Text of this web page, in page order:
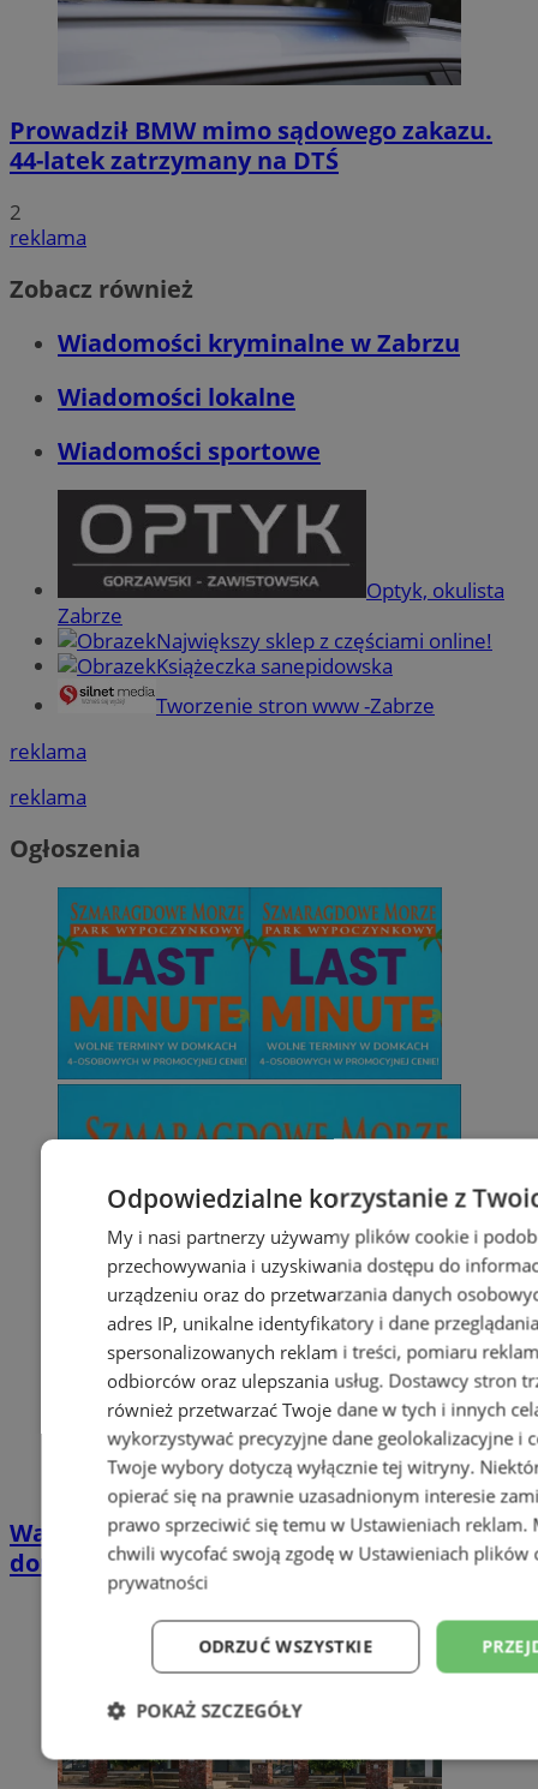
Prowadził BMW mimo sądowego zakazu.
44-latek zatrzymany na DTŚ
2
reklama
Zobacz również
Wiadomości kryminalne w Zabrzu
Wiadomości lokalne
Wiadomości sportowe
Optyk, okulista
Zabrze
Największy sklep z częściami online!
Książeczka sanepidowska
Tworzenie stron www -Zabrze
reklama
reklama
Ogłoszenia
Wakacyjny wypoczynek nad Bałtykiem w
domkach Szmaragdowe Morze
Odpowiedzialne korzystanie z
My i nasi partnerzy używamy plików cookie i
przechowywania i uzyskiwania dostępu do
urządzeniu oraz do przetwarzania danych
adres IP, unikalne identyfikatory i dane
spersonalizowanych reklam i treści, pomiaru
odbiorców oraz ulepszania usług. Dostawcy stron
również przetwarzać Twoje dane w tych i innych
wykorzystywać precyzyjne dane geolokalizacyjne i
Twoje wybory dotyczą wyłącznie tej witryny.
opierać się na prawnie uzasadnionym interesie
prawo sprzeciwić się temu w Ustawieniach reklam.
chwili wycofać swoją zgodę w Ustawieniach plików
prywatności
ODRZUĆ WSZYSTKIE
POKAŻ SZCZEGÓŁY
Niezbędne Wydajność